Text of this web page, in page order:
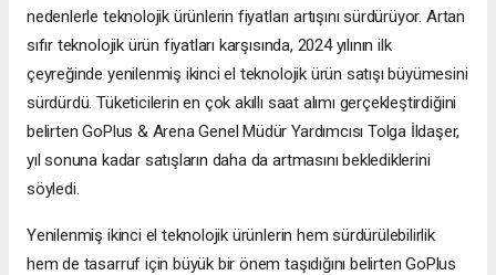
nedenlerle teknolojik ürünlerin fiyatları artışını sürdürüyor. Artan
sıfır teknolojik ürün fiyatları karşısında, 2024 yılının ilk
çeyreğinde yenilenmiş ikinci el teknolojik ürün satışı büyümesini
sürdürdü. Tüketicilerin en çok akıllı saat alımı gerçekleştirdiğini
belirten GoPlus & Arena Genel Müdür Yardımcısı Tolga İldaşer,
yıl sonuna kadar satışların daha da artmasını beklediklerini
söyledi.
Yenilenmiş ikinci el teknolojik ürünlerin hem sürdürülebilirlik
hem de tasarruf için büyük bir önem taşıdığını belirten GoPlus